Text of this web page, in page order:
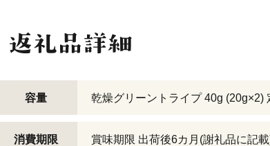
容量 乾燥グリーントライプ 40g (20g×2)
消費期限 賞味期限 出荷後6カ月(謝礼品に記